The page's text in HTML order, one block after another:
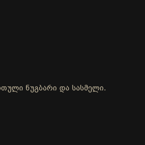
ნუგბარი და სასმელი.